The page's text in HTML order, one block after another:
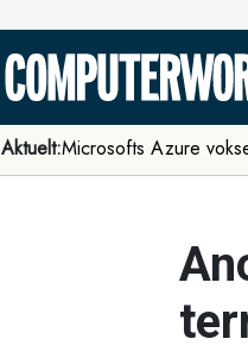
Aktuelt:Microsofts Azure